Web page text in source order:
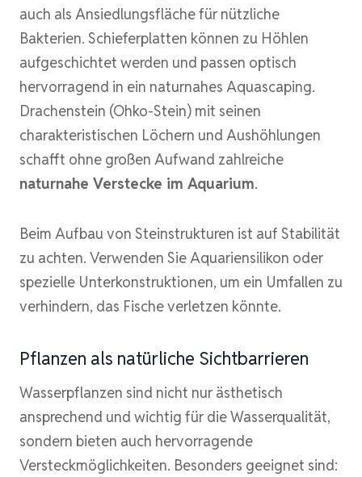
auch als Ansiedlungsfläche für nützliche
Bakterien. Schieferplatten können zu Höhlen
aufgeschichtet werden und passen optisch
hervorragend in ein naturnahes Aquascaping.
Drachenstein (Ohko-Stein) mit seinen
charakteristischen Löchern und Aushöhlungen
schafft ohne großen Aufwand zahlreiche
naturnahe Verstecke im Aquarium.
Beim Aufbau von Steinstrukturen ist auf Stabilität
zu achten. Verwenden Sie Aquariensilikon oder
spezielle Unterkonstruktionen, um ein Umfallen zu
verhindern, das Fische verletzen könnte.
Pflanzen als natürliche Sichtbarrieren
Wasserpflanzen sind nicht nur ästhetisch
ansprechend und wichtig für die Wasserqualität,
sondern bieten auch hervorragende
Versteckmöglichkeiten. Besonders geeignet sind: